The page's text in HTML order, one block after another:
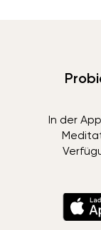
In der